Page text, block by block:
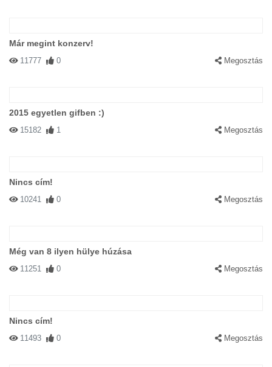
Már megint konzerv!
11777 0 Megosztás
2015 egyetlen gifben :)
15182 1 Megosztás
Nincs cím!
10241 0 Megosztás
Még van 8 ilyen hülye húzása
11251 0 Megosztás
Nincs cím!
11493 0 Megosztás